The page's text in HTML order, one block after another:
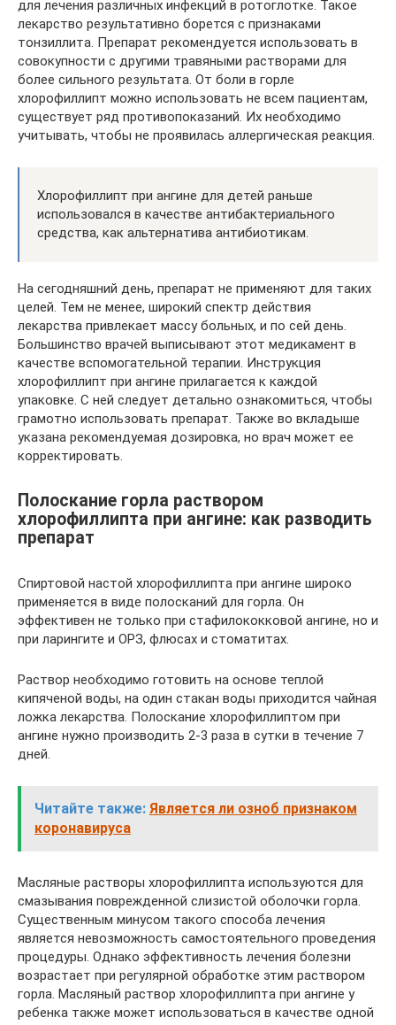
для лечения различных инфекций в ротоглотке. Такое
лекарство результативно борется с признаками
тонзиллита. Препарат рекомендуется использовать в
совокупности с другими травяными растворами для
более сильного результата. От боли в горле
хлорофиллипт можно использовать не всем пациентам,
существует ряд противопоказаний. Их необходимо
учитывать, чтобы не проявилась аллергическая реакция.
Хлорофиллипт при ангине для детей раньше
использовался в качестве антибактериального
средства, как альтернатива антибиотикам.
На сегодняшний день, препарат не применяют для таких
целей. Тем не менее, широкий спектр действия
лекарства привлекает массу больных, и по сей день.
Большинство врачей выписывают этот медикамент в
качестве вспомогательной терапии. Инструкция
хлорофиллипт при ангине прилагается к каждой
упаковке. С ней следует детально ознакомиться, чтобы
грамотно использовать препарат. Также во вкладыше
указана рекомендуемая дозировка, но врач может ее
корректировать.
Полоскание горла раствором
хлорофиллипта при ангине: как разводить
препарат
Спиртовой настой хлорофиллипта при ангине широко
применяется в виде полосканий для горла. Он
эффективен не только при стафилококковой ангине, но и
при ларингите и ОРЗ, флюсах и стоматитах.
Раствор необходимо готовить на основе теплой
кипяченой воды, на один стакан воды приходится чайная
ложка лекарства. Полоскание хлорофиллиптом при
ангине нужно производить 2-3 раза в сутки в течение 7
дней.
Читайте также: Является ли озноб признаком
коронавируса
Масляные растворы хлорофиллипта используются для
смазывания поврежденной слизистой оболочки горла.
Существенным минусом такого способа лечения
является невозможность самостоятельного проведения
процедуры. Однако эффективность лечения болезни
возрастает при регулярной обработке этим раствором
горла. Масляный раствор хлорофиллипта при ангине у
ребенка также может использоваться в качестве одной